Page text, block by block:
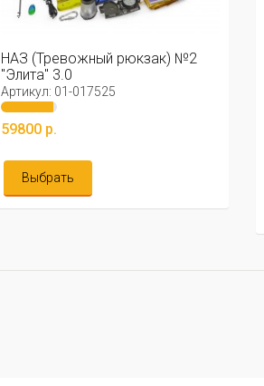
НАЗ (Тревожный рюкзак) №2
"Элита" 3.0
Артикул: 01-017525
59800 р.
Выбрать